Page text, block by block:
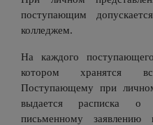
поступающим
колледжем.
На каждого
котором хранятся
Поступающему при
выдается расписка
письменному